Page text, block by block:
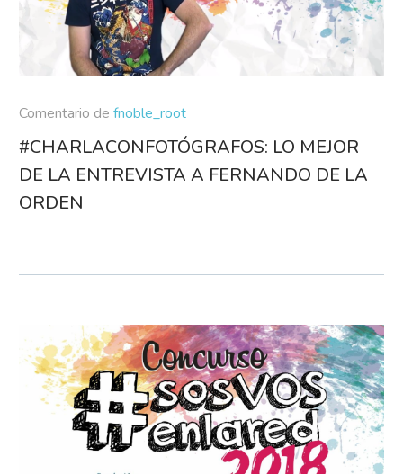
Comentario de fnoble_root
#CHARLACONFOTÓGRAFOS: LO MEJOR
DE LA ENTREVISTA A FERNANDO DE LA
ORDEN